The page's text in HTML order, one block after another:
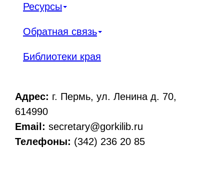
Ресурсы
Обратная связь
Библиотеки края
Адрес: г. Пермь, ул. Ленина д. 70,
614990
Email: secretary@gorkilib.ru
Телефоны: (342) 236 20 85